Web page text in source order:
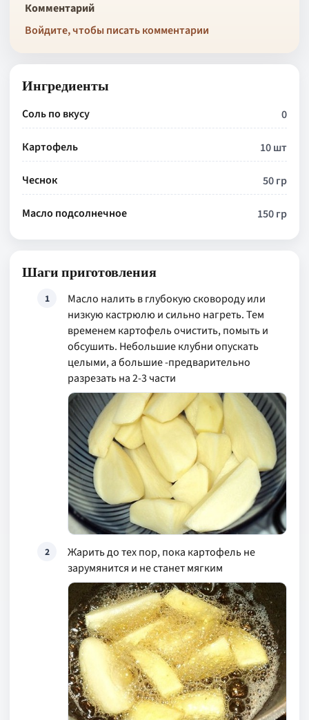
Комментарий
Войдите, чтобы писать комментарии
Ингредиенты
Соль по вкусу 0
Картофель 10 шт
Чеснок 50 гр
Масло подсолнечное 150 гр
Шаги приготовления
1
Масло налить в глубокую сковороду или
низкую кастрюлю и сильно нагреть. Тем
временем картофель очистить, помыть и
обсушить. Небольшие клубни опускать
целыми, а большие -предварительно
разрезать на 2-3 части
2
Жарить до тех пор, пока картофель не
зарумянится и не станет мягким